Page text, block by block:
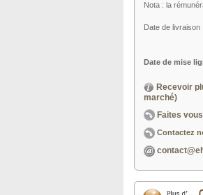
Nota : la
Date de livraison
Date de mise
Recevoir
marché)
Faites
Contactez